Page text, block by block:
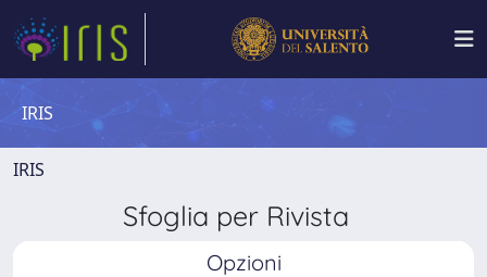
IRIS
IRIS
Sfoglia per Rivista
Opzioni